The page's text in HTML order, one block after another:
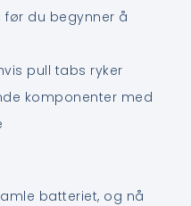
før du begynner å
pull tabs ryker
komponenter med
batteriet, og nå